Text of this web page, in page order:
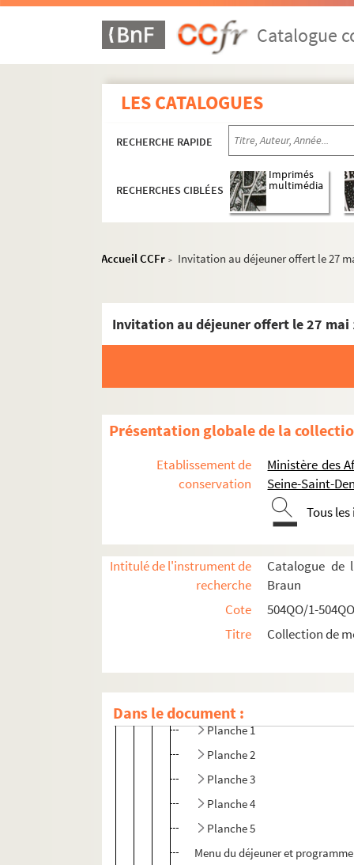
Catalogue
LES CATALOGUES
RECHERCHE RAPIDE
RECHERCHES CIBLÉES
Imprimés
multimédia
Accueil CCFr > Invitation au déjeuner offert le 27
Présentation globale de la
Etablissement de
conservation
Ministère des
Seine-Saint-
Tous
Intitulé de l'instrument de
recherche
Catalogue de
Braun
Cote
504QO/1-
Titre
Collection de
Dans le document :
Réceptions données par ou pour les
Réceptions données par le ministère des
Réceptions et voyages présidentiels
Réceptions par les Présidents français
Réceptions par et pour les Présidents
504QO/11. Présidents Félix Faure,
Voyage en Angleterre
Cérémonial du séjour du
Planche 1
Planche 2
Planche 3
Planche 4
Planche 5
Menu du déjeuner et